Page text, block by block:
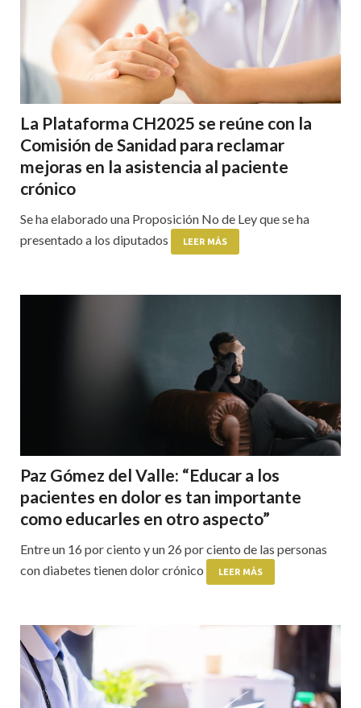
La Plataforma CH2025 se reúne con la
Comisión de Sanidad para reclamar
mejoras en la asistencia al paciente
crónico
Se ha elaborado una Proposición No de Ley que se ha
presentado a los diputados
LEER MÁS
Paz Gómez del Valle: “Educar a los
pacientes en dolor es tan importante
como educarles en otro aspecto”
Entre un 16 por ciento y un 26 por ciento de las personas
con diabetes tienen dolor crónico
LEER MÁS